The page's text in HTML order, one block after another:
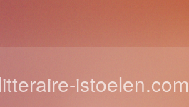
istoelen.com